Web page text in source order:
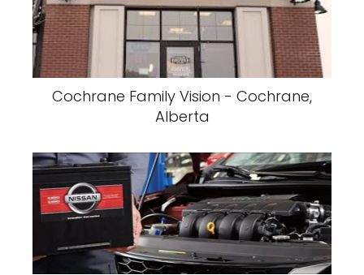
Cochrane Family Vision - Cochrane,
Alberta